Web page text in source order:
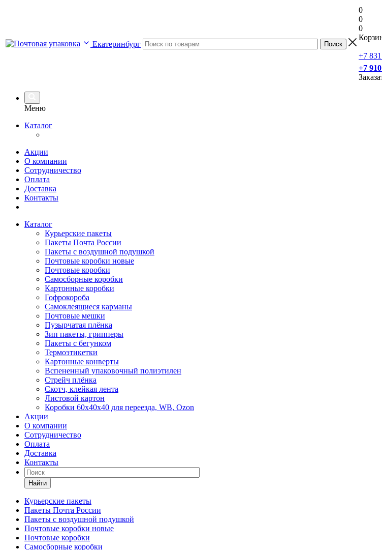
Екатеринбург
0
0
0
+7
+7
Меню
Каталог
Акции
О компании
Сотрудничество
Оплата
Доставка
Контакты
Каталог
Курьерские пакеты
Пакеты Почта России
Пакеты с воздушной подушкой
Почтовые коробки новые
Почтовые коробки
Самосборные коробки
Картонные коробки
Гофрокороба
Самоклеящиеся карманы
Почтовые мешки
Пузырчатая плёнка
Зип пакеты, грипперы
Пакеты с бегунком
Термоэтикетки
Картонные конверты
Вспененный упаковочный полиэтилен
Стрейч плёнка
Скотч, клейкая лента
Листовой картон
Коробки 60х40х40 для переезда, WB, Ozon
Акции
О компании
Сотрудничество
Оплата
Доставка
Контакты
Найти
Курьерские пакеты
Пакеты Почта России
Пакеты с воздушной подушкой
Почтовые коробки новые
Почтовые коробки
Самосборные коробки